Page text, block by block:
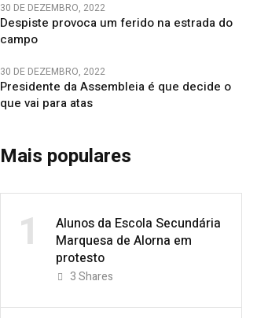
30 DE DEZEMBRO, 2022
Despiste provoca um ferido na estrada do
campo
30 DE DEZEMBRO, 2022
Presidente da Assembleia é que decide o
que vai para atas
Mais populares
1
Alunos da Escola Secundária
Marquesa de Alorna em
protesto
3Shares